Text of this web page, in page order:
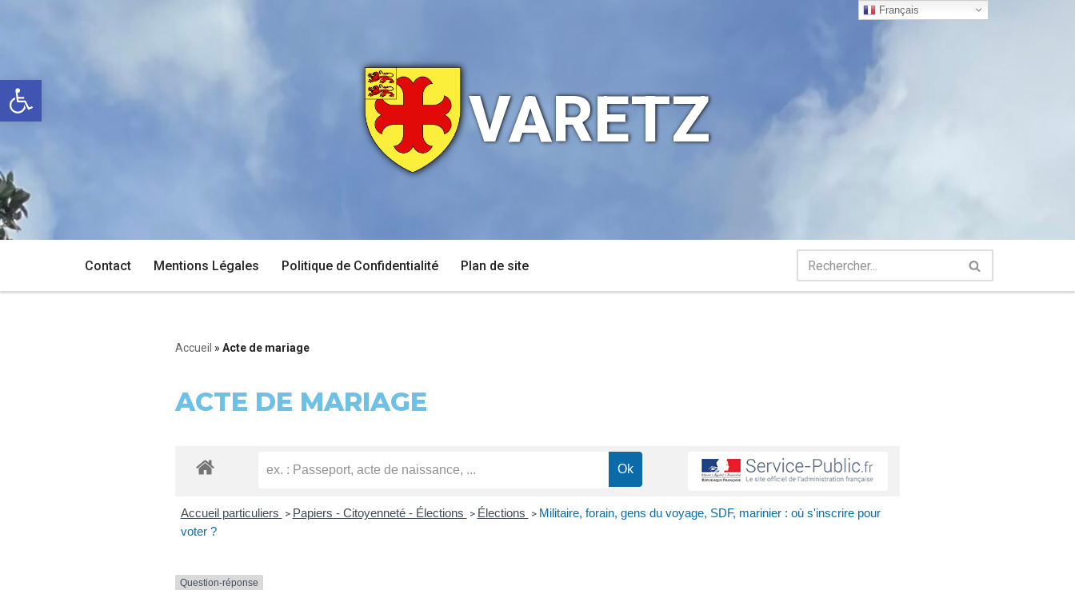
Ouvrir la barre d’outils
contenu
VARETZ
Contact Mentions Légales Politique de Confidentialité Plan de site
Accueil » Acte de mariage
ACTE DE MARIAGE
Accueil particuliers > Papiers - Citoyenneté - Élections > Élections > Militaire, forain, gens du voyage, SDF, marinier : où s'inscrire pour
voter ?
Question-réponse
Français